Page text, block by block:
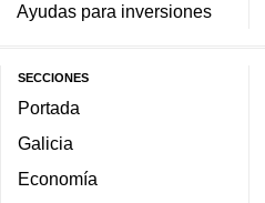
Ayudas para inversiones
SECCIONES
Portada
Galicia
Economía